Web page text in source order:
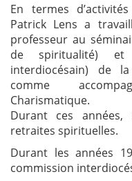
En termes
Patrick Lens a
professeur au
de spiritualité) et
interdiocésain) de
comme
Charismatique.
Durant ces
retraites spirituelles.
Durant les années
commission